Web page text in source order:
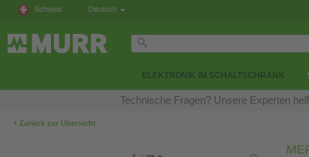
Schweiz Deutsch
ELEKTRONIK IM SCHALTSCHRANK
Technische Fragen? Unsere Experten
‹ Zurück zur Übersicht